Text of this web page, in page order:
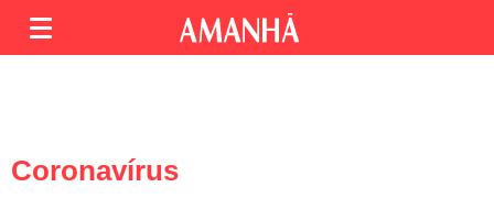
Coronavírus